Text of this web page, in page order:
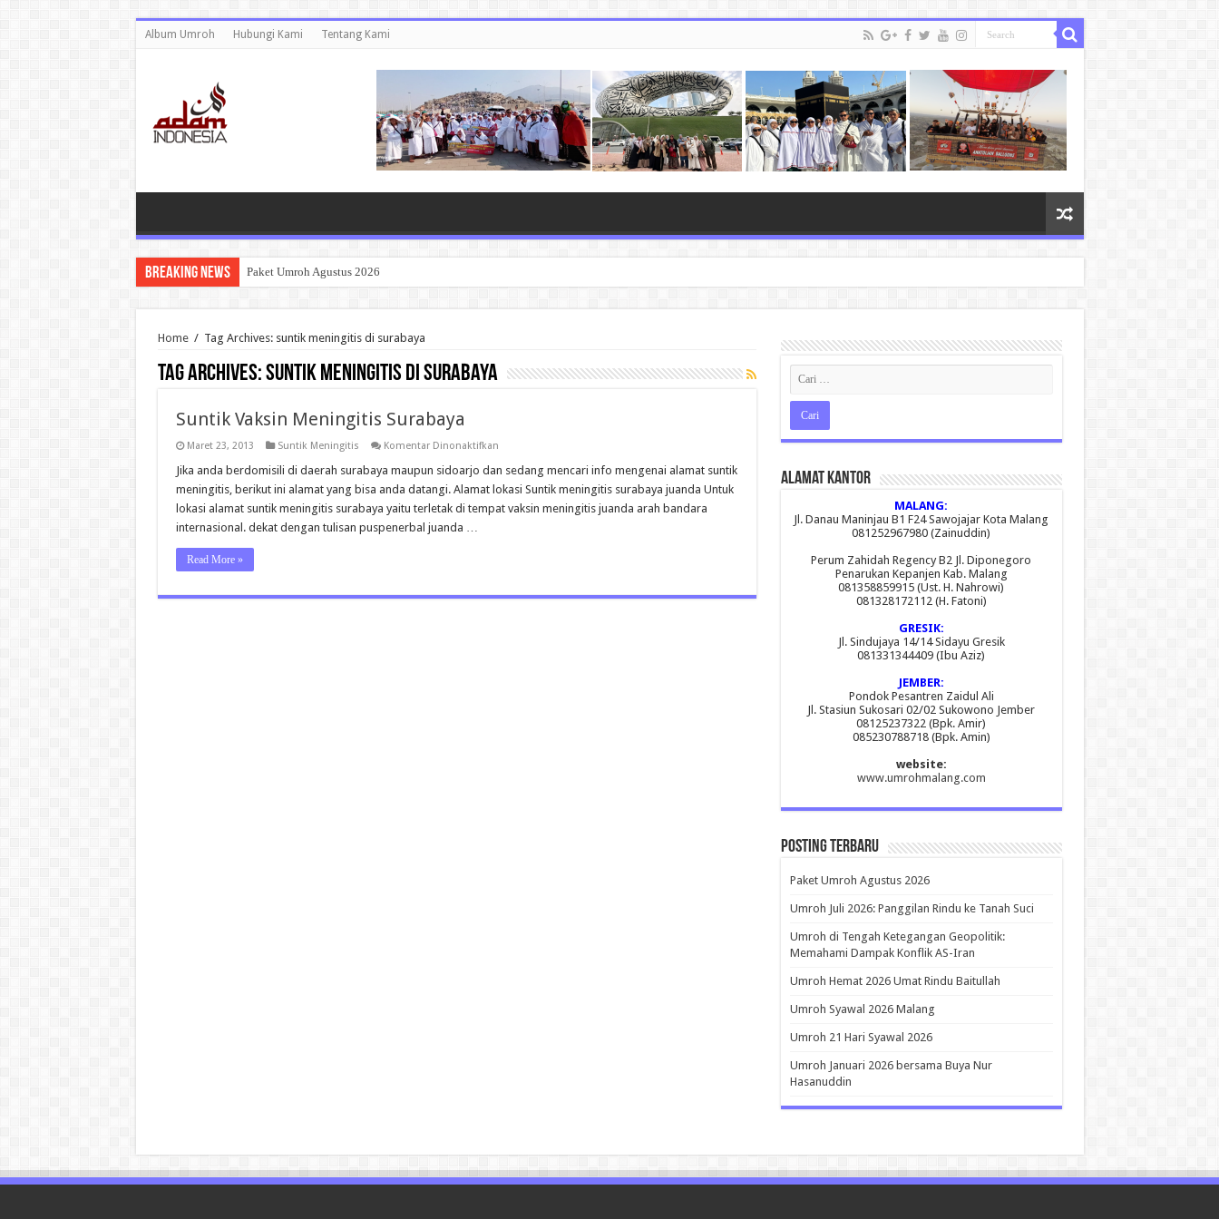
Album Umroh Hubungi Kami Tentang Kami
Breaking News Paket Umroh Agustus 2026
Home / Tag Archives: suntik meningitis di surabaya
Tag Archives:suntik meningitis di surabaya
Suntik Vaksin Meningitis Surabaya
Maret 23, 2013 Suntik Meningitis Komentar Dinonaktifkanpada
Vaksin
Meningitis
Surabaya
Jika anda berdomisili di daerah surabaya maupun sidoarjo dan sedang mencari info mengenai alamat suntik
meningitis, berikut ini alamat yang bisa anda datangi. Alamat lokasi Suntik meningitis surabaya juanda Untuk
lokasi alamat suntik meningitis surabaya yaitu terletak di tempat vaksin meningitis juanda arah bandara
internasional. dekat dengan tulisan puspenerbal juanda …
Read More »
Alamat Kantor
MALANG:
Jl. Danau Maninjau B1 F24 Sawojajar Kota Malang
081252967980 (Zainuddin)
Perum Zahidah Regency B2 Jl. Diponegoro
Penarukan Kepanjen Kab. Malang
081358859915 (Ust. H. Nahrowi)
081328172112 (H. Fatoni)
GRESIK:
Jl. Sindujaya 14/14 Sidayu Gresik
081331344409 (Ibu Aziz)
JEMBER:
Pondok Pesantren Zaidul Ali
Jl. Stasiun Sukosari 02/02 Sukowono Jember
08125237322 (Bpk. Amir)
085230788718 (Bpk. Amin)
website:
www.umrohmalang.com
Posting Terbaru
Paket Umroh Agustus 2026
Umroh Juli 2026: Panggilan Rindu ke Tanah Suci
Umroh di Tengah Ketegangan Geopolitik:
Memahami Dampak Konflik AS-Iran
Umroh Hemat 2026 Umat Rindu Baitullah
Umroh Syawal 2026 Malang
Umroh 21 Hari Syawal 2026
Umroh Januari 2026 bersama Buya Nur
Hasanuddin